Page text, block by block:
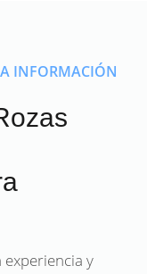
INFORMACIÓN
y